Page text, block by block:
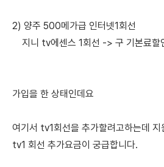
2) 양주 500메가급 인터넷1회선
지니 tv에센스 1회선 -> 구 기본료할
가입을 한 상태인데요
여기서 tv1회선을 추가할려고하는데
tv1 회선 추가요금이 궁급합니다.